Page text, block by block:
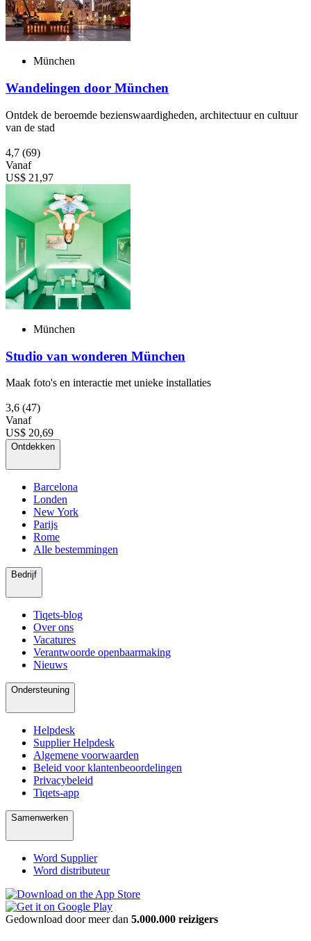
München
Wandelingen door München
Ontdek de beroemde bezienswaardigheden, architectuur en cultuur
van de stad
4,7 (69)
Vanaf
US$ 21,97
München
Studio van wonderen München
Maak foto's en interactie met unieke installaties
3,6 (47)
Vanaf
US$ 20,69
Ontdekken
Barcelona
Londen
New York
Parijs
Rome
Alle bestemmingen
Bedrijf
Tiqets-blog
Over ons
Vacatures
Verantwoorde openbaarmaking
Nieuws
Ondersteuning
Helpdesk
Supplier Helpdesk
Algemene voorwaarden
Beleid voor klantenbeoordelingen
Privacybeleid
Tiqets-app
Samenwerken
Word Supplier
Word distributeur
Gedownload door meer dan 5.000.000 reizigers